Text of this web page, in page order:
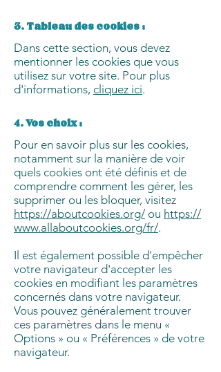
3. Tableau des cookies :
Dans cette section, vous devez
mentionner les cookies que vous
utilisez sur votre site. Pour plus
d'informations, cliquez ici.
4. Vos choix :
Pour en savoir plus sur les cookies,
notamment sur la manière de voir
quels cookies ont été définis et de
comprendre comment les gérer, les
supprimer ou les bloquer, visitez
https://aboutcookies.org/ ou https://
www.allaboutcookies.org/fr/.
Il est également possible d'empêcher
votre navigateur d'accepter les
cookies en modifiant les paramètres
concernés dans votre navigateur.
Vous pouvez généralement trouver
ces paramètres dans le menu «
Options » ou « Préférences » de votre
navigateur.